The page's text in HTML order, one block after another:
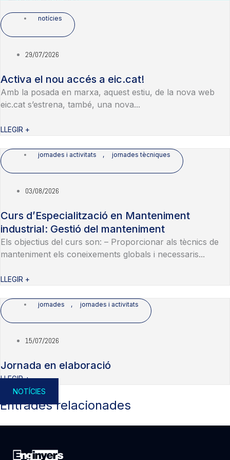
notícies
29/07/2026
Activa el nou accés a eic.cat!
Amb la posada en marxa, aquest estiu, de la nova web
eic.cat s’estrena, també, una nova...
LLEGIR +
jornades i activitats , jornades tècniques
03/08/2026
Curs d’Especialització en Manteniment
industrial: Gestió del manteniment
Els objectius del curs son: – Proporcionar als tècnics de
manteniment els coneixements globals i necessaris...
LLEGIR +
jornades , jornades i activitats
15/07/2026
Jornada en elaboració
LLEGIR +
NOTÍCIES
Entrades relacionades